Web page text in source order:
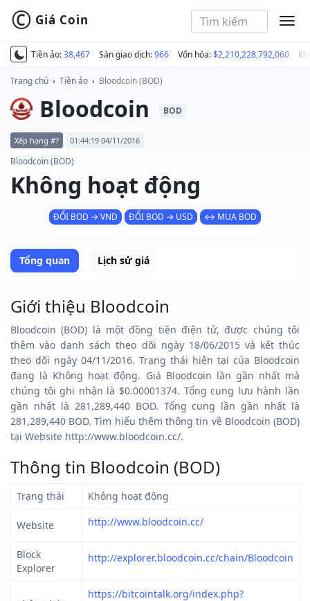
Tiền ảo:38,467 Sàn giao dịch:966 Vốn hóa:$2,210,228,792,060
© Giá Coin
Trang chủ › Tiền ảo › Bloodcoin (BOD)
Bloodcoin BOD
Xếp hạng #? 01:44:19 04/11/2016
Bloodcoin (BOD)
Không hoạt động
ĐỔI BOD → VND ĐỔI BOD → USD ↔ MUA BOD
Tổng quan Lịch sử giá
Giới thiệu Bloodcoin
Bloodcoin (BOD) là một đồng tiền điện tử, được chúng tôi
thêm vào danh sách theo dõi ngày 18/06/2015 và kết thúc
theo dõi ngày 04/11/2016. Trạng thái hiện tại của Bloodcoin
đang là Không hoạt động. Giá Bloodcoin lần gần nhất mà
chúng tôi ghi nhận là $0.00001374. Tổng cung lưu hành lần
gần nhất là 281,289,440 BOD. Tổng cung lần gần nhất là
281,289,440 BOD. Tìm hiểu thêm thông tin về Bloodcoin (BOD)
tại Website http://www.bloodcoin.cc/.
Thông tin Bloodcoin (BOD)
Trạng thái Không hoạt động
Website http://www.bloodcoin.cc/
Block
Explorer
http://explorer.bloodcoin.cc/chain/Bloodcoin
https://bitcointalk.org/index.php?